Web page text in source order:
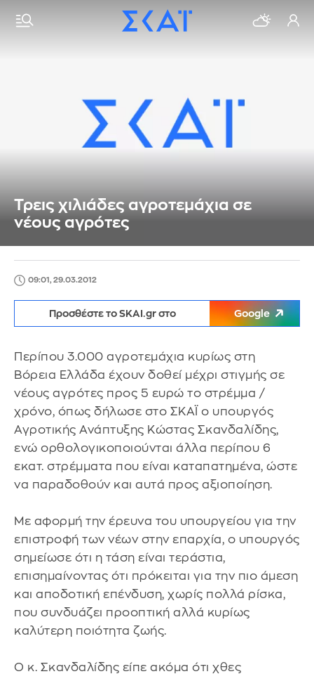
Τρεις χιλιάδες αγροτεμάχια σε
νέους αγρότες
09:01, 29.03.2012
Προσθέστε το SKAI.gr στο Google
Περίπου 3.000 αγροτεμάχια κυρίως στη
Βόρεια Ελλάδα έχουν δοθεί μέχρι στιγμής σε
νέους αγρότες προς 5 ευρώ το στρέμμα /
χρόνο, όπως δήλωσε στο ΣΚΑΪ ο υπουργός
Αγροτικής Ανάπτυξης Κώστας Σκανδαλίδης,
ενώ ορθολογικοποιούνται άλλα περίπου 6
εκατ. στρέμματα που είναι καταπατημένα, ώστε
να παραδοθούν και αυτά προς αξιοποίηση.
Με αφορμή την έρευνα του υπουργείου για την
επιστροφή των νέων στην επαρχία, ο υπουργός
σημείωσε ότι η τάση είναι τεράστια,
επισημαίνοντας ότι πρόκειται για την πιο άμεση
και αποδοτική επένδυση, χωρίς πολλά ρίσκα,
που συνδυάζει προοπτική αλλά κυρίως
καλύτερη ποιότητα ζωής.
Ο κ. Σκανδαλίδης είπε ακόμα ότι χθες